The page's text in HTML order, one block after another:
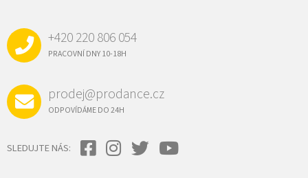
+420 220 806 054
PRACOVNÍ DNY 10-18H
prodej@prodance.cz
ODPOVÍDÁME DO 24H
SLEDUJTE NÁS: